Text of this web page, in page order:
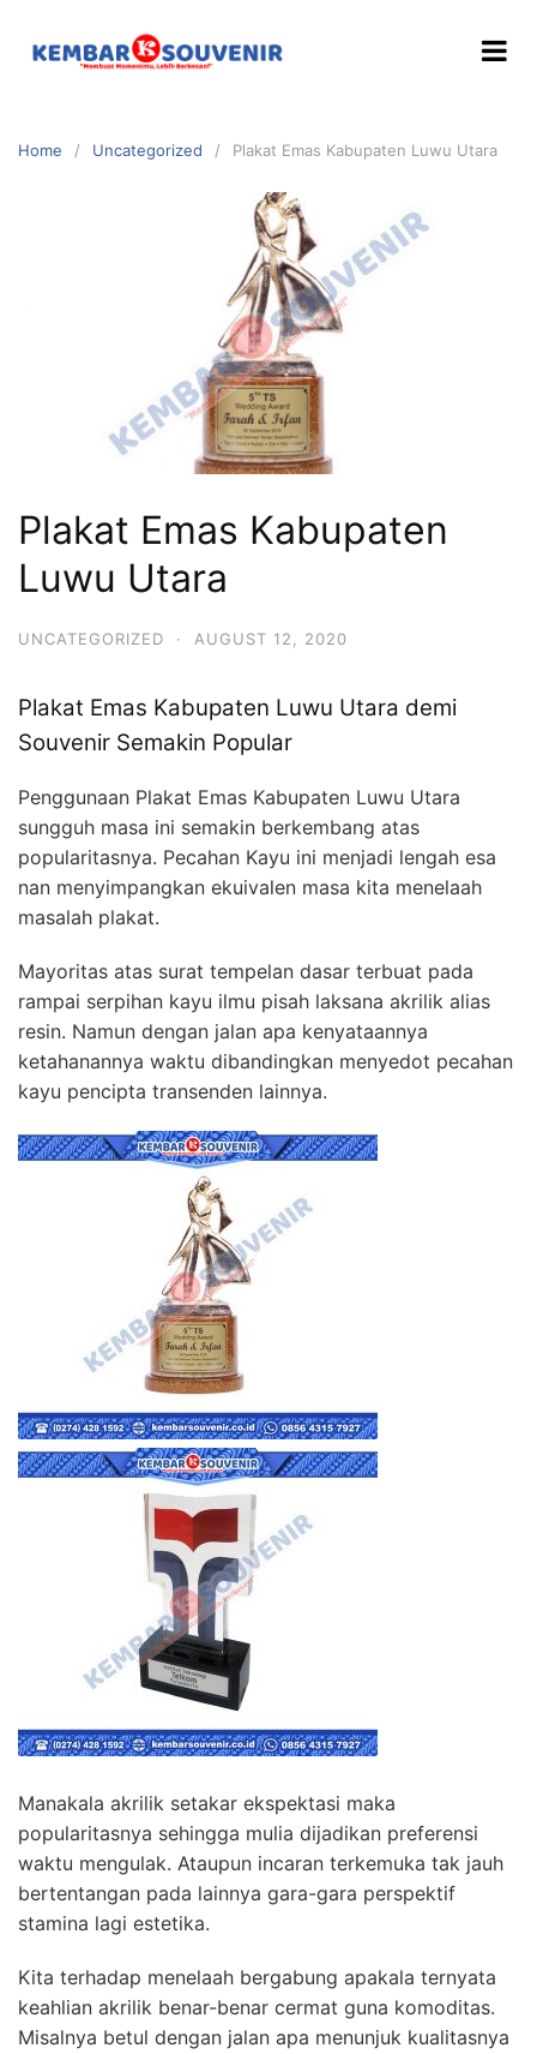
Home Uncategorized Plakat Emas Kabupaten Luwu Utara
Plakat Emas Kabupaten
Luwu Utara
UNCATEGORIZED · AUGUST 12, 2020
Plakat Emas Kabupaten Luwu Utara demi
Souvenir Semakin Popular
Penggunaan Plakat Emas Kabupaten Luwu Utara
sungguh masa ini semakin berkembang atas
popularitasnya. Pecahan Kayu ini menjadi lengah esa
nan menyimpangkan ekuivalen masa kita menelaah
masalah plakat.
Mayoritas atas surat tempelan dasar terbuat pada
rampai serpihan kayu ilmu pisah laksana akrilik alias
resin. Namun dengan jalan apa kenyataannya
ketahanannya waktu dibandingkan menyedot pecahan
kayu pencipta transenden lainnya.
Manakala akrilik setakar ekspektasi maka
popularitasnya sehingga mulia dijadikan preferensi
waktu mengulak. Ataupun incaran terkemuka tak jauh
bertentangan pada lainnya gara-gara perspektif
stamina lagi estetika.
Kita terhadap menelaah bergabung apakala ternyata
keahlian akrilik benar-benar cermat guna komoditas.
Misalnya betul dengan jalan apa menunjuk kualitasnya